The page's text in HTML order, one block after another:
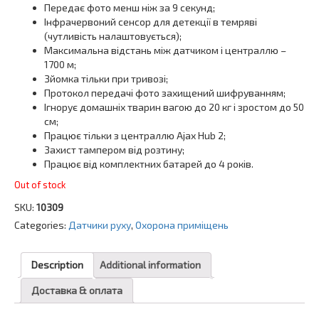
Передає фото менш ніж за 9 секунд;
Інфрачервоний сенсор для детекції в темряві
(чутливість налаштовується);
Максимальна відстань між датчиком і централлю –
1700 м;
Зйомка тільки при тривозі;
Протокол передачі фото захищений шифруванням;
Ігнорує домашніх тварин вагою до 20 кг і зростом до 50
см;
Працює тільки з централлю Ajax Hub 2;
Захист тампером від розтину;
Працює від комплектних батарей до 4 років.
Out of stock
SKU: 10309
Categories: Датчики руху, Охорона приміщень
Description Additional information
Доставка & оплата